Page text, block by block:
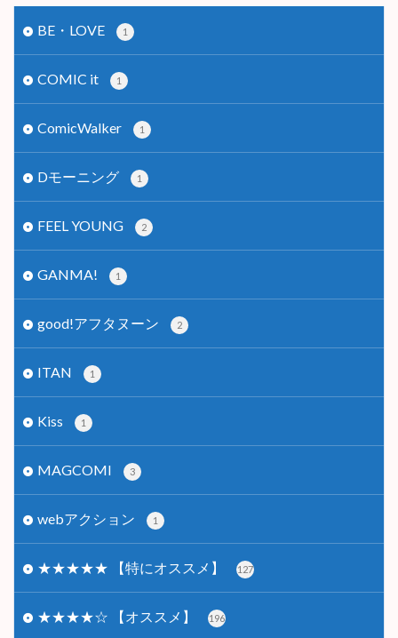
BE・LOVE 1
COMIC it 1
ComicWalker 1
Dモーニング 1
FEEL YOUNG 2
GANMA! 1
good!アフタヌーン 2
ITAN 1
Kiss 1
MAGCOMI 3
webアクション 1
★★★★★ 【特にオススメ】 127
★★★★☆ 【オススメ】 196